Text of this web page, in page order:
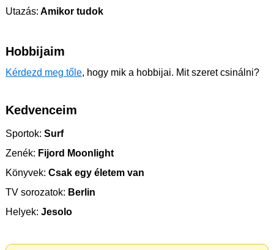
Utazás: Amikor tudok
Hobbijaim
Kérdezd meg tőle, hogy mik a hobbijai. Mit szeret csinálni?
Kedvenceim
Sportok: Surf
Zenék: Fijord Moonlight
Könyvek: Csak egy életem van
TV sorozatok: Berlin
Helyek: Jesolo